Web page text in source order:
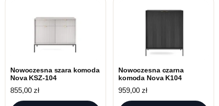
Nowoczesna szara komoda
Nova KSZ-104
855,00 zł
Nowoczesna czarna
komoda Nova K104
959,00 zł